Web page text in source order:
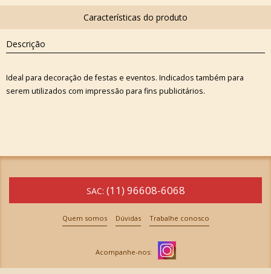
Descrição
Ideal para decoração de festas e eventos. Indicados também para
serem utilizados com impressão para fins publicitários.
SAC: (11) 96608-6068
Quem somos Dúvidas Trabalhe conosco